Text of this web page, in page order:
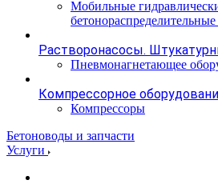
Мобильные
Растворонасосы.
Пневмонагнетающее
Компрессорное
Компрессоры
Бетоноводы и запчасти
Услуги